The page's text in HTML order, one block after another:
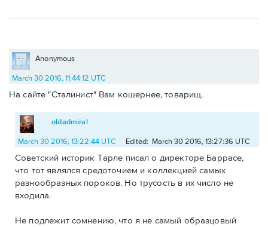
Anonymous
March 30 2016, 11:44:12 UTC
На сайте "Сталинист" Вам кошернее, товарищ.
oldadmiral
March 30 2016, 13:22:44 UTC Edited: March 30 2016, 13:27:36 UTC
Советский историк Тарле писал о директоре Баррасе,
что тот являлся средоточием и коллекцией самых
разнообразных пороков. Но трусость в их число не
входила.
Не подлежит сомнению, что я не самый образцовый